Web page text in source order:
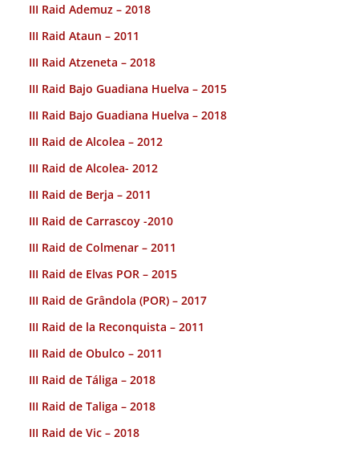
III Raid Ademuz – 2018
III Raid Ataun – 2011
III Raid Atzeneta – 2018
III Raid Bajo Guadiana Huelva – 2015
III Raid Bajo Guadiana Huelva – 2018
III Raid de Alcolea – 2012
III Raid de Alcolea- 2012
III Raid de Berja – 2011
III Raid de Carrascoy -2010
III Raid de Colmenar – 2011
III Raid de Elvas POR – 2015
III Raid de Grândola (POR) – 2017
III Raid de la Reconquista – 2011
III Raid de Obulco – 2011
III Raid de Táliga – 2018
III Raid de Taliga – 2018
III Raid de Vic – 2018